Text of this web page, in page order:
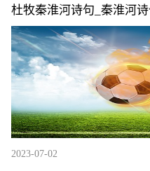
杜牧秦淮河诗句_秦淮河
2023-07-02